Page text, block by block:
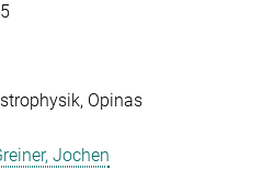
Opinas
Jochen